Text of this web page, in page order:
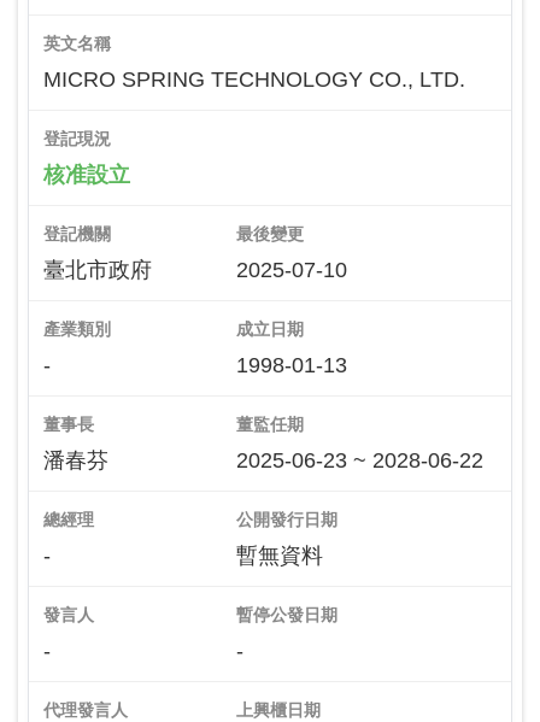
英文名稱
MICRO SPRING TECHNOLOGY CO., LTD.
登記現況
核准設立
登記機關
臺北市政府
最後變更
2025-07-10
產業類別
-
成立日期
1998-01-13
董事長
潘春芬
董監任期
2025-06-23 ~ 2028-06-22
總經理
-
公開發行日期
暫無資料
發言人
-
暫停公發日期
-
代理發言人 上興櫃日期